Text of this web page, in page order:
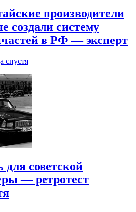
производители
создали систему
в РФ — эксперт
спустя
для советской
— ретротест